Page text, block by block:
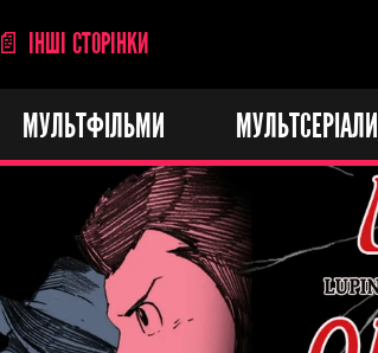
📄 ІНШІ СТОРІНКИ
МУЛЬТФІЛЬМИ МУЛЬТСЕРІАЛИ